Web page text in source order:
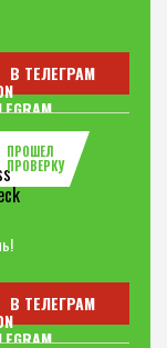
В ТЕЛЕГРАМ
ПРОШЕЛ
ПРОВЕРКУ
В ТЕЛЕГРАМ